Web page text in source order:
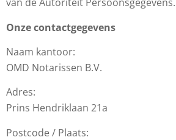
Onze contactgegevens
Naam kantoor:
OMD Notarissen B.V.
Adres:
Prins Hendriklaan 21a
Postcode / Plaats: